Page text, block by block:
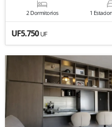
2 Dormitorios 1
UF5.750UF